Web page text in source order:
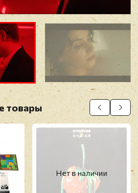
Прикрепить фото
отзыв
отзывы проходят
товары
Нет в наличии